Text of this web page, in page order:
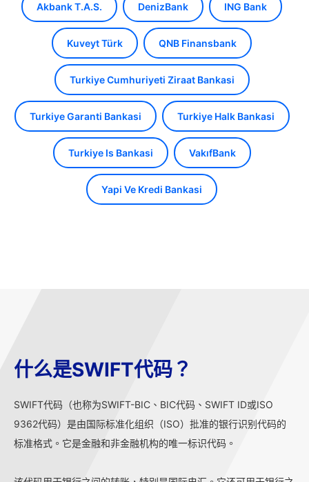
Akbank T.A.S. DenizBank ING Bank
Kuveyt Türk QNB Finansbank
Turkiye Cumhuriyeti Ziraat Bankasi
Turkiye Garanti Bankasi Turkiye Halk Bankasi
Turkiye Is Bankasi VakıfBank
Yapi Ve Kredi Bankasi
什么是SWIFT代码？
SWIFT代码（也称为SWIFT-BIC、BIC代码、SWIFT ID或ISO
9362代码）是由国际标准化组织（ISO）批准的银行识别代码的
标准格式。它是金融和非金融机构的唯一标识代码。